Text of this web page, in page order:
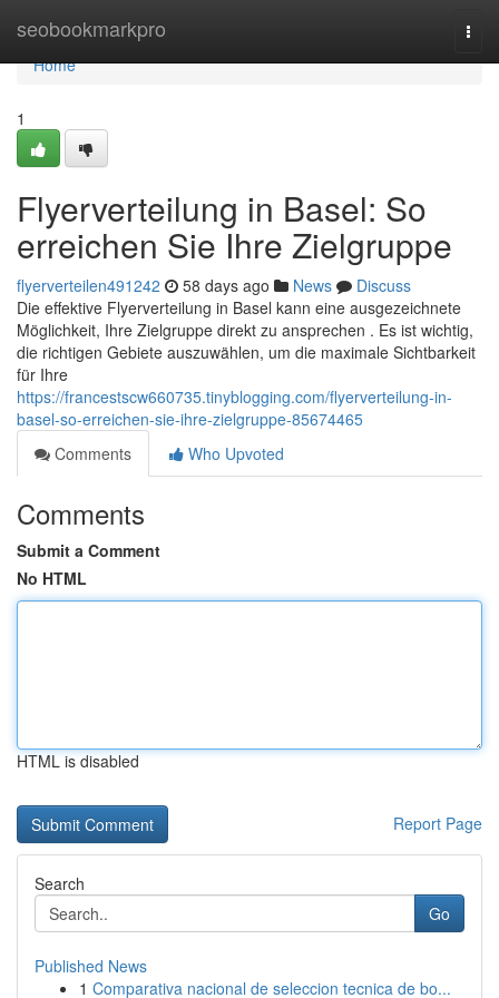
seobookmarkpro
Home
Home
1
Flyerverteilung in Basel: So
erreichen Sie Ihre Zielgruppe
flyerverteilen491242 58 days ago News
Discuss
Die effektive Flyerverteilung in Basel kann eine ausgezeichnete
Möglichkeit, Ihre Zielgruppe direkt zu ansprechen . Es ist wichtig,
die richtigen Gebiete auszuwählen, um die maximale Sichtbarkeit
für Ihre
https://francestscw660735.tinyblogging.com/flyerverteilung-in-
basel-so-erreichen-sie-ihre-zielgruppe-85674465
Comments
Who Upvoted
Comments
Submit a Comment
No HTML
HTML is disabled
Report Page
Search
Go
Published News
1 Comparativa nacional de seleccion tecnica de bo...